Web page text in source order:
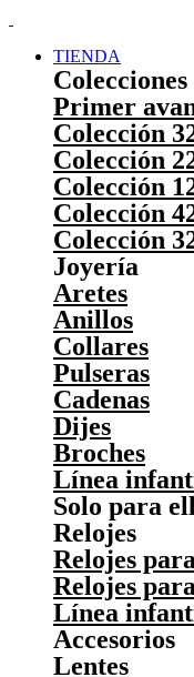
TIENDA
Colecciones
Primer
Colección
Colección
Colección
Colección
Colección
Joyería
Aretes
Anillos
Collares
Pulseras
Cadenas
Dijes
Broches
Línea
Solo para
Relojes
Relojes
Relojes
Línea
Accesorios
Lentes